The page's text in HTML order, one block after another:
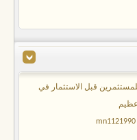
قبل الاستثمار في
mn1121990